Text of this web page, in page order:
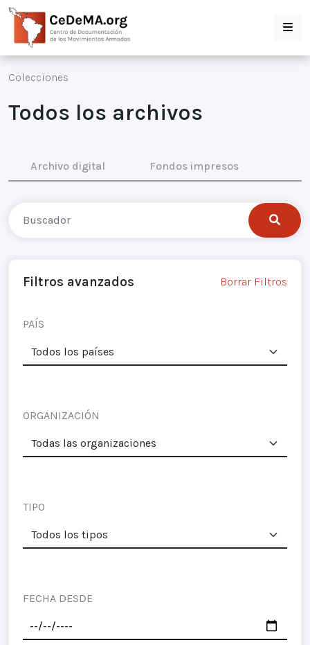
Colecciones
Todos los archivos
Archivo digital Fondos impresos
Filtros avanzados Borrar Filtros
PAÍS
ORGANIZACIÓN
TIPO
FECHA DESDE